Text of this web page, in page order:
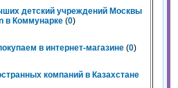
детский учреждений Москвы
в Коммунарке (0)
в интернет-магазине (0)
компаний в Казахстане